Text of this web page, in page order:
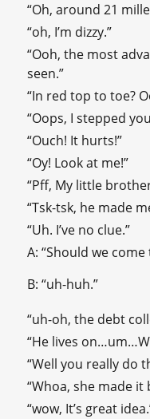
“Oh, around 21
“oh, I’m dizzy.”
“Ooh, the most
seen.”
“In red top to toe?
“Oops, I stepped
“Ouch! It hurts!”
“Oy! Look at me!”
“Pff, My little
“Tsk-tsk, he made
“Uh. I’ve no clue.”
A: “Should we
B: “uh-huh.”
“uh-oh, the debt
“He lives
“Well you really do
“Whoa, she made it
“wow, It’s great